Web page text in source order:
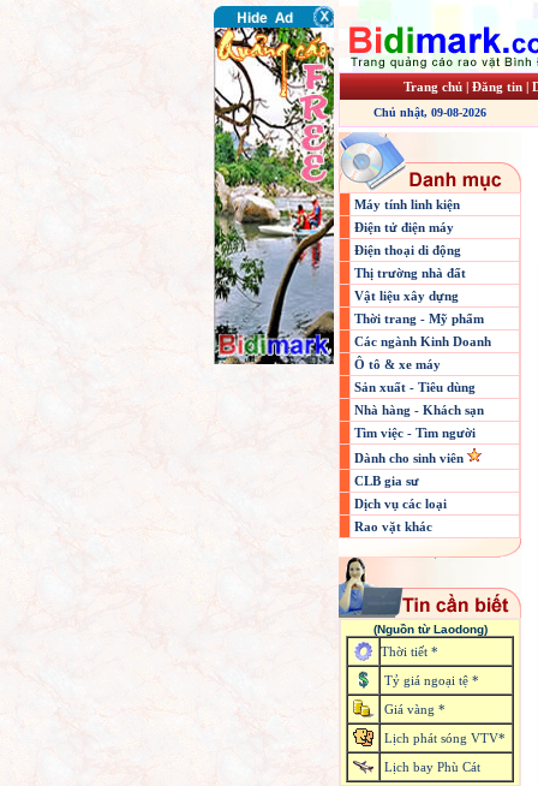
Trang chủ|Đăng tin|
Chủ nhật, 09-08-2026
Máy tính linh kiện
Điện tử điện máy
Điện thoại di động
Thị trường nhà đất
Vật liệu xây dựng
Thời trang - Mỹ phẩm
Các ngành Kinh Doanh
Ô tô & xe máy
Sản xuất - Tiêu dùng
Nhà hàng - Khách sạn
Tìm việc - Tìm người
Dành cho sinh viên
CLB gia sư
Dịch vụ các loại
Rao vặt khác
(Nguồn từ Laodong)
Thời tiết *
Tỷ giá ngoại tệ *
Giá vàng *
Lịch phát sóng VTV*
Lịch bay Phù Cát